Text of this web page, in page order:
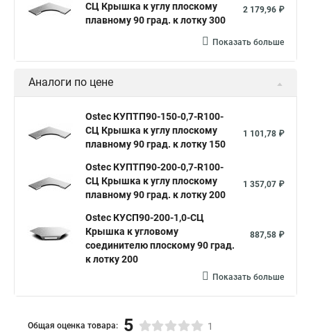
СЦ Крышка к углу плоскому
плавному 90 град. к лотку 300
2 179,96 ₽
Показать больше
Аналоги по цене
Ostec КУПТП90-150-0,7-R100-
СЦ Крышка к углу плоскому
плавному 90 град. к лотку 150
1 101,78 ₽
Ostec КУПТП90-200-0,7-R100-
СЦ Крышка к углу плоскому
плавному 90 град. к лотку 200
1 357,07 ₽
Ostec КУСП90-200-1,0-СЦ
Крышка к угловому
соединителю плоскому 90 град.
к лотку 200
887,58 ₽
Показать больше
Общая оценка товара: 5 1